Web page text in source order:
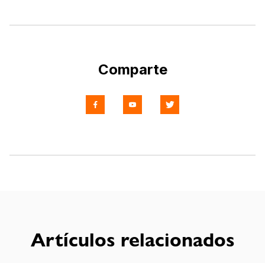
Comparte
Artículos relacionados